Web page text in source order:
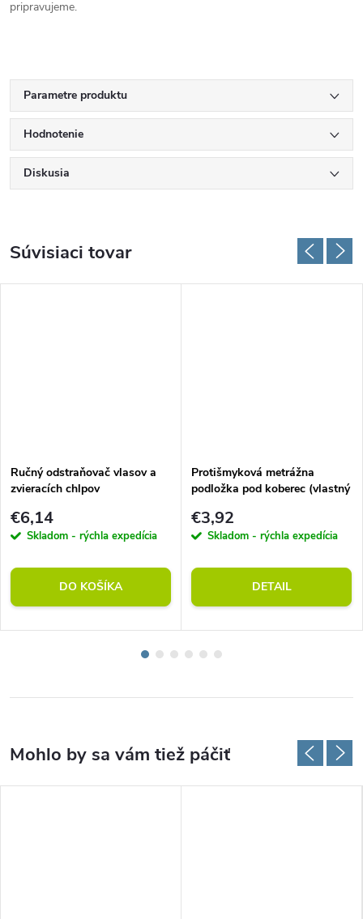
pripravujeme.
Parametre produktu
Hodnotenie
Diskusia
Súvisiaci tovar
Ručný odstraňovač vlasov a
zvieracích chlpov
€6,14
Skladom - rýchla expedícia
DO KOŠÍKA
Protišmyková metrážna
podložka pod koberec (vlastný
€3,92
Skladom - rýchla expedícia
DETAIL